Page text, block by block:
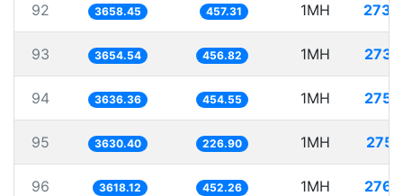
92 3658.45 457.31 1MH
93 3654.54 456.82 1MH
94 3636.36 454.55 1MH
95 3630.40 226.90 1MH
96 3618.12 452.26 1MH